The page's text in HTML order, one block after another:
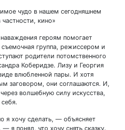
чудо в нашем сегодняшнем
кино»
героям помогает
группа, режиссером и
родители потомственного
Коберидзе. Лизу и Георгия
влюбленной пары. И хотя
заговором, они соглашаются. И,
волшебную силу искусства,
я хочу сделать, — объясняет
я понял, что хочу снять сказку.